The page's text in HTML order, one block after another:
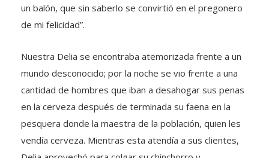
un balón, que sin saberlo se convirtió en el pregonero
de mi felicidad”.
Nuestra Delia se encontraba atemorizada frente a un
mundo desconocido; por la noche se vio frente a una
cantidad de hombres que iban a desahogar sus penas
en la cerveza después de terminada su faena en la
pesquera donde la maestra de la población, quien les
vendía cerveza. Mientras esta atendía a sus clientes,